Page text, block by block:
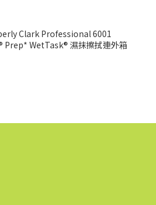
Clark Professional 6001
Kimtech® Prep* WetTask® 濕抹擦拭連外箱